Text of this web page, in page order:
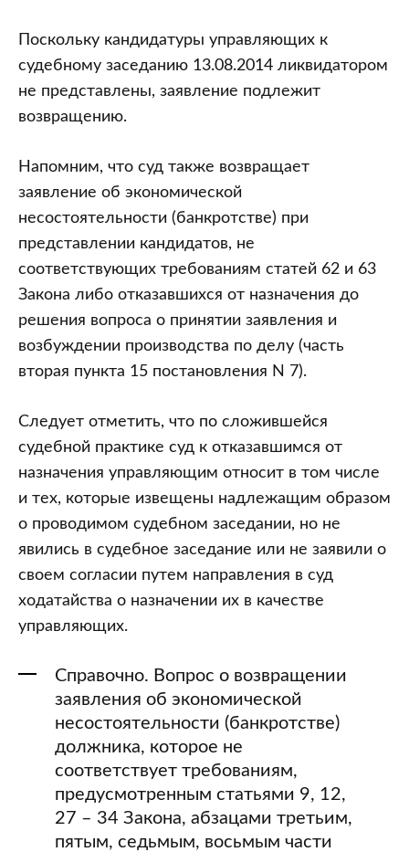
Поскольку кандидатуры управляющих к
судебному заседанию 13.08.2014 ликвидатором
не представлены, заявление подлежит
возвращению.
Напомним, что суд также возвращает
заявление об экономической
несостоятельности (банкротстве) при
представлении кандидатов, не
соответствующих требованиям статей 62 и 63
Закона либо отказавшихся от назначения до
решения вопроса о принятии заявления и
возбуждении производства по делу (часть
вторая пункта 15 постановления N 7).
Следует отметить, что по сложившейся
судебной практике суд к отказавшимся от
назначения управляющим относит в том числе
и тех, которые извещены надлежащим образом
о проводимом судебном заседании, но не
явились в судебное заседание или не заявили о
своем согласии путем направления в суд
ходатайства о назначении их в качестве
управляющих.
Справочно. Вопрос о возвращении
заявления об экономической
несостоятельности (банкротстве)
должника, которое не
соответствует требованиям,
предусмотренным статьями 9, 12,
27 – 34 Закона, абзацами третьим,
пятым, седьмым, восьмым части